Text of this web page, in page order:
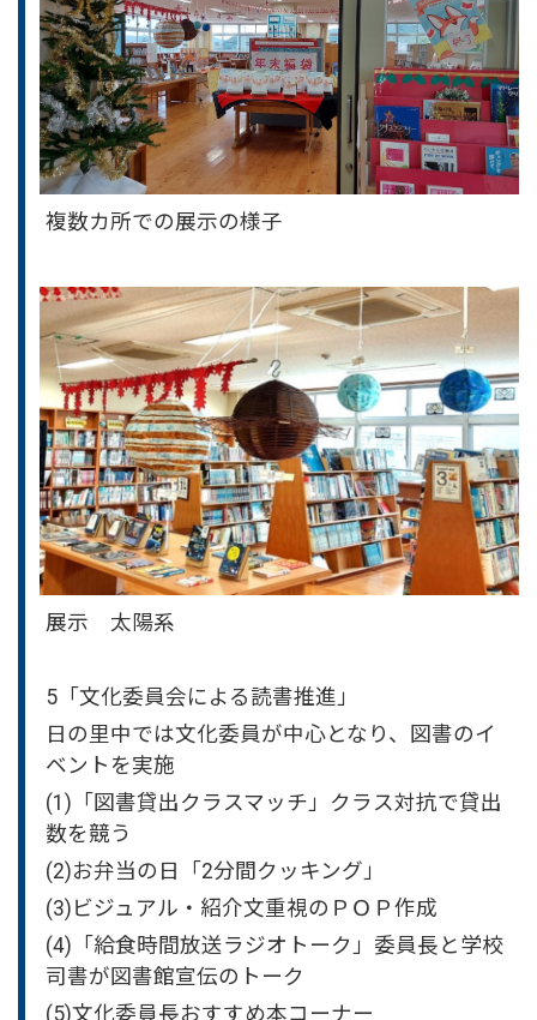
複数カ所での展示の様子
展示 太陽系
5「文化委員会による読書推進」
日の里中では文化委員が中心となり、図書のイ
ベントを実施
(1)「図書貸出クラスマッチ」クラス対抗で貸出
数を競う
(2)お弁当の日「2分間クッキング」
(3)ビジュアル・紹介文重視のＰＯＰ作成
(4)「給食時間放送ラジオトーク」委員長と学校
司書が図書館宣伝のトーク
(5)文化委員長おすすめ本コーナー